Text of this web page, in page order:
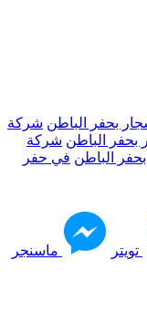
بحفر الباطن شركة
بحفر الباطن شركة
الباطن في حفر
تويتر ماسنجر